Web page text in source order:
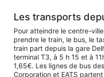
Les transports
Pour atteindre le centre-
prendre le train, le bus, le
train part depuis la gare
terminal T3, à 5 h 15 et à
1,65€. Les lignes de bus
Corporation et EATS